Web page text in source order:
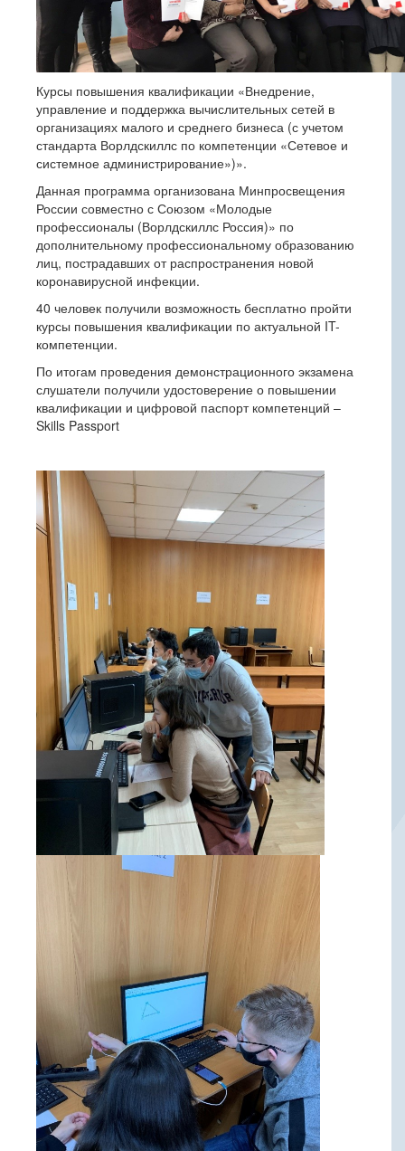
Курсы повышения квалификации «Внедрение,
управление и поддержка вычислительных сетей в
организациях малого и среднего бизнеса (с учетом
стандарта Ворлдскиллс по компетенции «Сетевое и
системное администрирование»)».
Данная программа организована Минпросвещения
России совместно с Союзом «Молодые
профессионалы (Ворлдскиллс Россия)» по
дополнительному профессиональному образованию
лиц, пострадавших от распространения новой
коронавирусной инфекции.
40 человек получили возможность бесплатно пройти
курсы повышения квалификации по актуальной IT-
компетенции.
По итогам проведения демонстрационного экзамена
слушатели получили удостоверение о повышении
квалификации и цифровой паспорт компетенций –
Skills Passport